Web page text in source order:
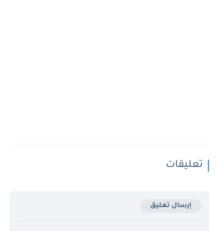
تعليقات
إرسال تعليق